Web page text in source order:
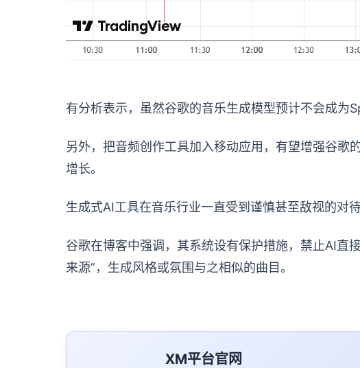
有分析表示，虽然谷歌的音乐生成模型预计不会成
另外，把音频创作工具加入移动应用，有望增强谷歌
增长。
生成式AI工具在音乐行业一直受到谨慎甚至敌视的
谷歌在博客中强调，其系统设有保护措施，禁止AI直
来源”，生成风格或氛围与之相似的曲目。
XM平台官网